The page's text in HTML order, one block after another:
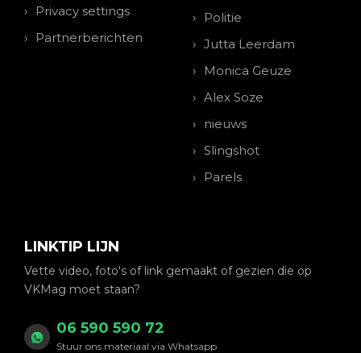
Privacy settings
Partnerberichten
Politie
Jutta Leerdam
Monica Geuze
Alex Soze
nieuws
Slingshot
Parels
LINKTIP LIJN
Vette video, foto's of link gemaakt of gezien die op
VKMag moet staan?
06 590 590 72
Stuur ons materiaal via Whatsapp